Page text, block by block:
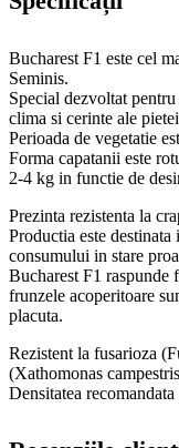
Bucharest F1 este cel
Seminis.
Special dezvoltat
clima si cerinte ale
Perioada de vegetatie
Forma capatanii este
2-4 kg in functie de
Prezinta rezistenta la
Productia este
consumului in stare
Bucharest F1 raspunde
frunzele acoperitoare
placuta.
Rezistent la fusarioza
(Xathomonas
Densitatea